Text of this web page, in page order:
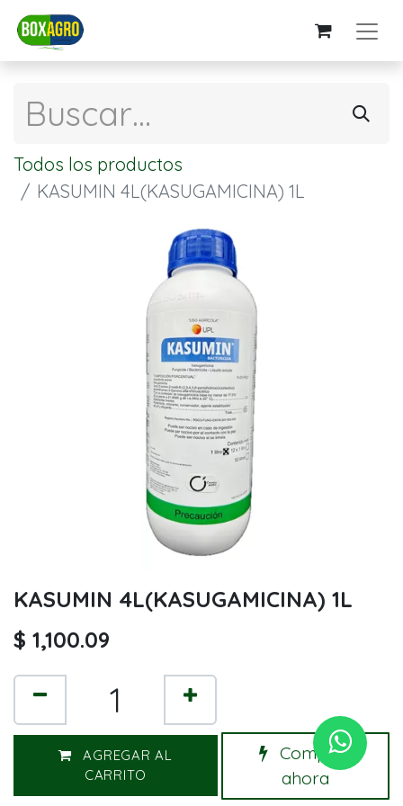
Todos los productos
KASUMIN 4L(KASUGAMICINA) 1L
KASUMIN 4L(KASUGAMICINA) 1L
$ 1,100.09
AGREGAR AL
CARRITO
Comprar
ahora